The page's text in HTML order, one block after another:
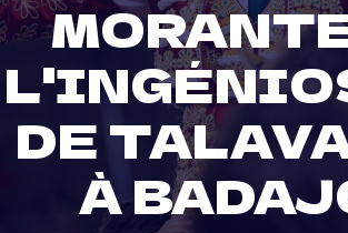
DE
À